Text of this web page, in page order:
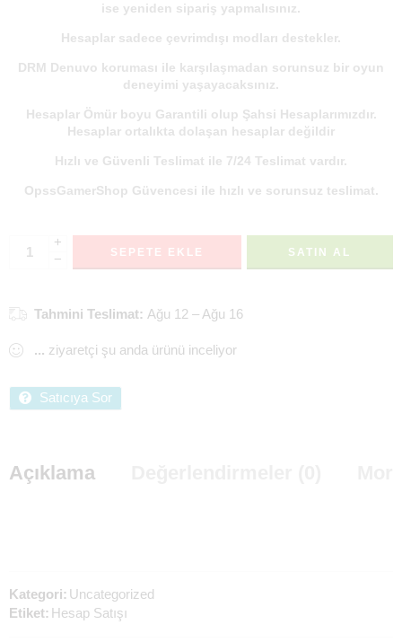
ise yeniden sipariş yapmalısınız.
Hesaplar sadece çevrimdışı modları destekler.
DRM Denuvo koruması ile karşılaşmadan sorunsuz bir oyun
deneyimi yaşayacaksınız.
Hesaplar Ömür boyu Garantili olup Şahsi Hesaplarımızdır.
Hesaplar ortalıkta dolaşan hesaplar değildir
Hızlı ve Güvenli Teslimat ile 7/24 Teslimat vardır.
OpssGamerShop Güvencesi ile hızlı ve sorunsuz teslimat.
+
−
SEPETE EKLE SATIN AL
Tahmini Teslimat: Ağu 12 – Ağu 16
... ziyaretçi şu anda ürünü inceliyor
Satıcıya Sor
Açıklama
Kategori: Uncategorized
Etiket: Hesap Satışı